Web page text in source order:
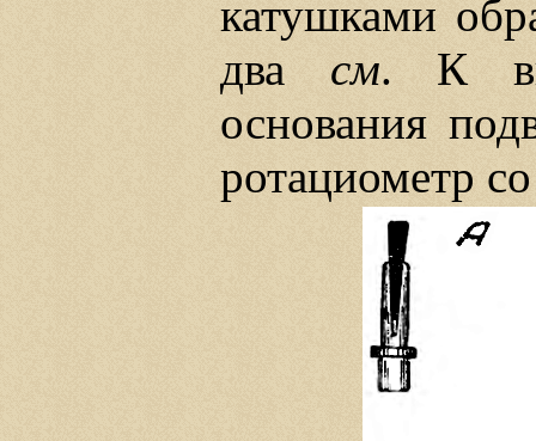
катушками
два см. К
основания
ротациометр